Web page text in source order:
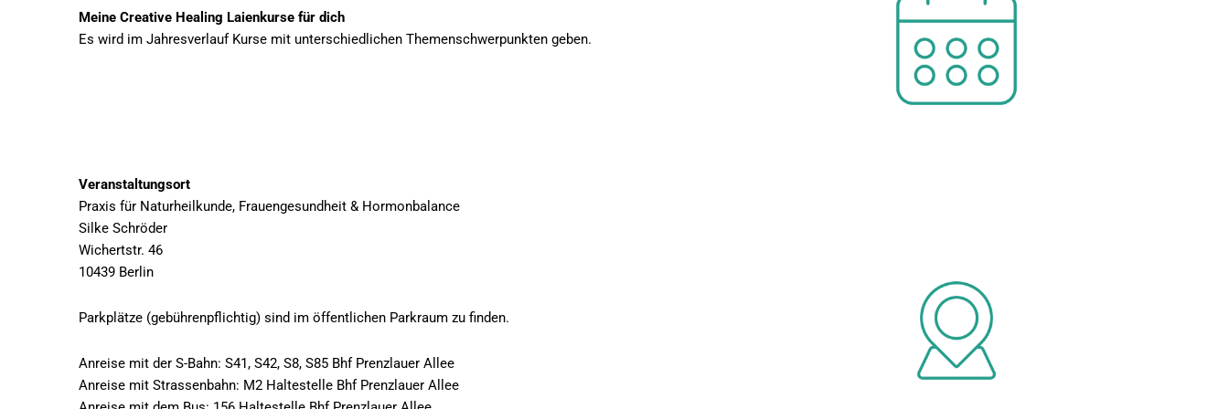
Meine Creative Healing Laienkurse für dich
Es wird im Jahresverlauf Kurse mit unterschiedlichen Themenschwerpunkten geben.
Veranstaltungsort
Praxis für Naturheilkunde, Frauengesundheit & Hormonbalance
Silke Schröder
Wichertstr. 46
10439 Berlin
Parkplätze (gebührenpflichtig) sind im öffentlichen Parkraum zu finden.
Anreise mit der S-Bahn: S41, S42, S8, S85 Bhf Prenzlauer Allee
Anreise mit Strassenbahn: M2 Haltestelle Bhf Prenzlauer Allee